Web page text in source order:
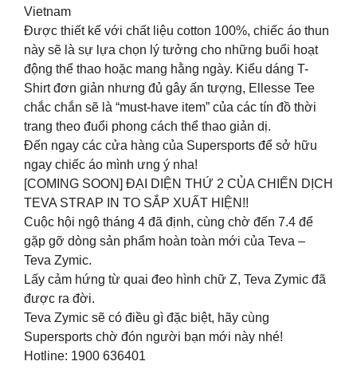
Vietnam
Được thiết kế với chất liệu cotton 100%, chiếc áo thun
này sẽ là sự lựa chọn lý tưởng cho những buổi hoạt
động thể thao hoặc mang hằng ngày. Kiểu dáng T-
Shirt đơn giản nhưng đủ gây ấn tượng, Ellesse Tee
chắc chắn sẽ là “must-have item” của các tín đồ thời
trang theo đuổi phong cách thể thao giản dị.
Đến ngay các cửa hàng của Supersports để sở hữu
ngay chiếc áo mình ưng ý nha!
[COMING SOON] ĐẠI DIỆN THỨ 2 CỦA CHIẾN DỊCH
TEVA STRAP IN TO SẮP XUẤT HIỆN!!
Cuộc hội ngộ tháng 4 đã định, cùng chờ đến 7.4 để
gặp gỡ dòng sản phẩm hoàn toàn mới của Teva –
Teva Zymic.
Lấy cảm hứng từ quai đeo hình chữ Z, Teva Zymic đã
được ra đời.
Teva Zymic sẽ có điều gì đặc biệt, hãy cùng
Supersports chờ đón người bạn mới này nhé!
Hotline: 1900 636401